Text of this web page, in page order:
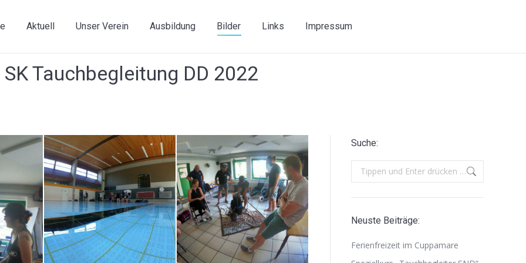
Aktuell Unser Verein Ausbildung Bilder Links Impressum
SK Tauchbegleitung DD 2022
Suche:
Search:
Neuste Beiträge:
Ferienfreizeit im Cuppamare